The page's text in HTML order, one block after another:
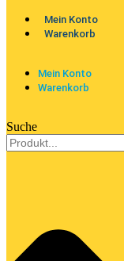
Mein Konto
Warenkorb
Mein Konto
Warenkorb
Suche